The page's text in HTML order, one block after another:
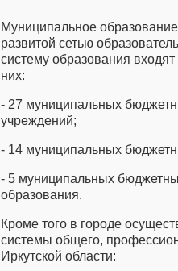
Муниципальное
развитой сетью
систему образования
них:
- 27 муниципальных
учреждений;
- 14 муниципальных
- 5 муниципальных
образования.
Кроме того в городе
системы общего,
Иркутской области: